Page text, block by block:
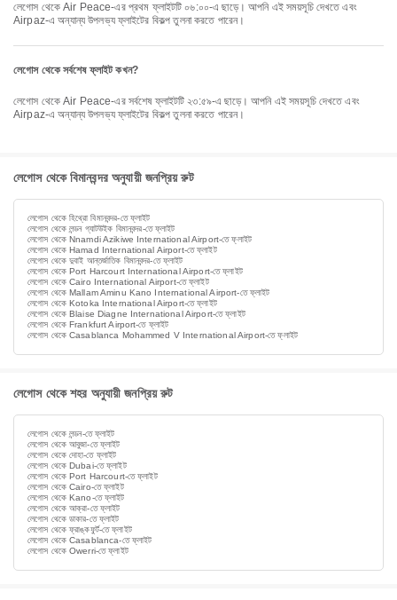
লেগোস থেকে Air Peace-এর প্রথম ফ্লাইটটি ০৬:০০-এ ছাড়ে। আপনি এই সময়সূচি দেখতে এবং
Airpaz-এ অন্যান্য উপলভ্য ফ্লাইটের বিকল্প তুলনা করতে পারেন।
লেগোস থেকে সর্বশেষ ফ্লাইট কখন?
লেগোস থেকে Air Peace-এর সর্বশেষ ফ্লাইটটি ২৩:৫৯-এ ছাড়ে। আপনি এই সময়সূচি দেখতে এবং
Airpaz-এ অন্যান্য উপলভ্য ফ্লাইটের বিকল্প তুলনা করতে পারেন।
লেগোস থেকে বিমানবন্দর অনুযায়ী জনপ্রিয় রুট
লেগোস থেকে হিথ্রো বিমানবন্দর-তে ফ্লাইট
লেগোস থেকে লন্ডন গ্যাটউইক বিমানবন্দর-তে ফ্লাইট
লেগোস থেকে Nnamdi Azikiwe International Airport-তে ফ্লাইট
লেগোস থেকে Hamad International Airport-তে ফ্লাইট
লেগোস থেকে দুবাই আন্তর্জাতিক বিমানবন্দর-তে ফ্লাইট
লেগোস থেকে Port Harcourt International Airport-তে ফ্লাইট
লেগোস থেকে Cairo International Airport-তে ফ্লাইট
লেগোস থেকে Mallam Aminu Kano International Airport-তে ফ্লাইট
লেগোস থেকে Kotoka International Airport-তে ফ্লাইট
লেগোস থেকে Blaise Diagne International Airport-তে ফ্লাইট
লেগোস থেকে Frankfurt Airport-তে ফ্লাইট
লেগোস থেকে Casablanca Mohammed V International Airport-তে ফ্লাইট
লেগোস থেকে শহর অনুযায়ী জনপ্রিয় রুট
লেগোস থেকে লন্ডন-তে ফ্লাইট
লেগোস থেকে আবুজা-তে ফ্লাইট
লেগোস থেকে দোহা-তে ফ্লাইট
লেগোস থেকে Dubai-তে ফ্লাইট
লেগোস থেকে Port Harcourt-তে ফ্লাইট
লেগোস থেকে Cairo-তে ফ্লাইট
লেগোস থেকে Kano-তে ফ্লাইট
লেগোস থেকে আক্রা-তে ফ্লাইট
লেগোস থেকে ডাকার-তে ফ্লাইট
লেগোস থেকে ফ্রাঙ্কফুর্ট-তে ফ্লাইট
লেগোস থেকে Casablanca-তে ফ্লাইট
লেগোস থেকে Owerri-তে ফ্লাইট